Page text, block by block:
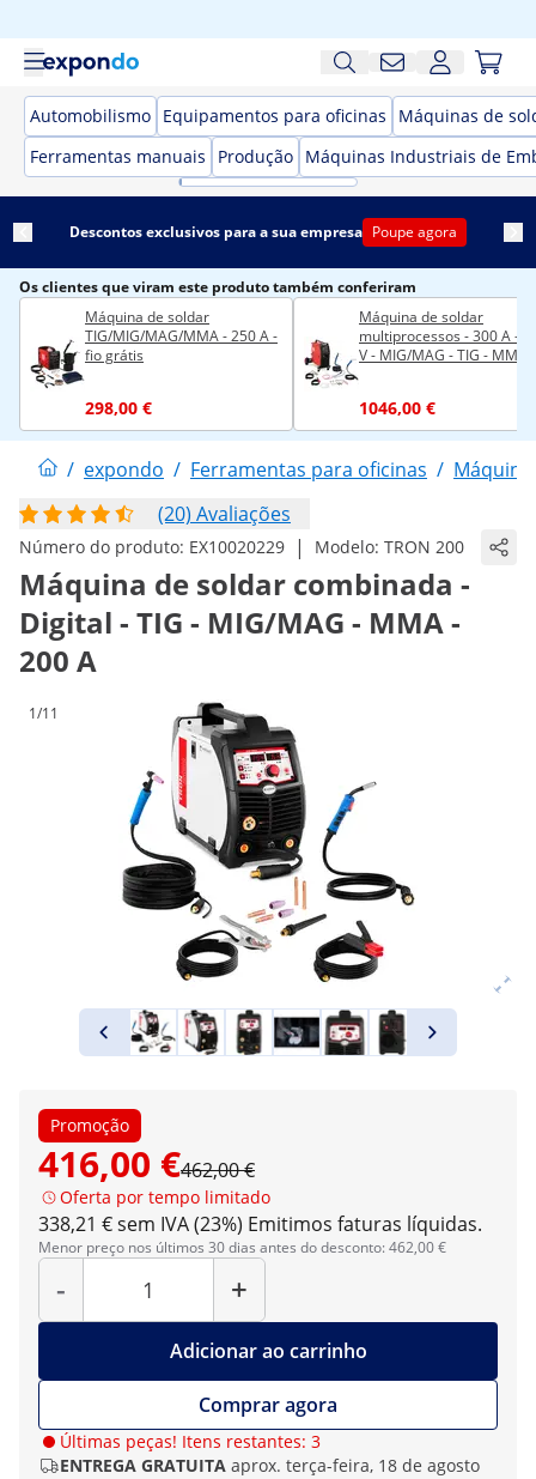
Automobilismo Equipamentos para oficinas
Máquinas de
Ferramentas manuais
Produção Máquinas Industriais de
Descontos exclusivos para a sua empresa Poupe agora
Os clientes que viram este produto também conferiram
Máquina de soldar
TIG/MIG/MAG/MMA - 250 A -
fio grátis
298,00 €
Máquina de soldar
multiprocessos - 300 A -
V - MIG/MAG - TIG - MMA -
1046,00 €
/ expondo / Ferramentas para oficinas /
(20) Avaliações
Número do produto: EX10020229 | Modelo: TRON 200
Máquina de soldar combinada -
Digital - TIG - MIG/MAG - MMA -
200 A
1/11
Promoção
416,00 €462,00 €
Oferta por tempo limitado
338,21 € sem IVA (23%) Emitimos faturas líquidas.
Menor preço nos últimos 30 dias antes do desconto: 462,00 €
-
Quantidade
+
Adicionar ao carrinho
Comprar agora
Últimas peças! Itens restantes: 3
ENTREGA GRATUITA aprox. terça-feira, 18 de agosto